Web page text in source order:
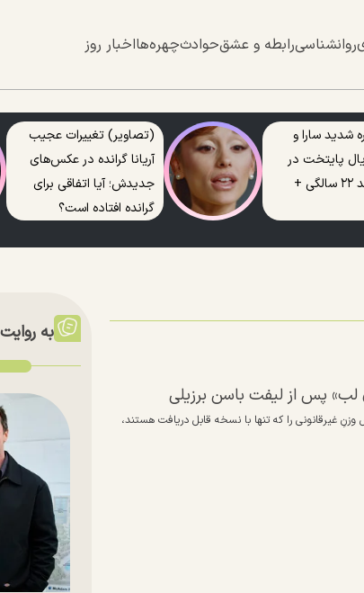
روانشناسیرابطه و عشقحوادثچهره‌هااخبار روز
شدید سارا و
پایتخت در
جشن تولد ۲۲ سالگی +
(تصاویر) تغییرات عجیب
آریانا گرانده در عکس‌های
جدیدش؛ آیا اتفاقی برای
گرانده افتاده است؟
پس از لیفت باسن برزیلی
غیرقانونی را که تنها با نسخه قابل دریافت هستند،
به